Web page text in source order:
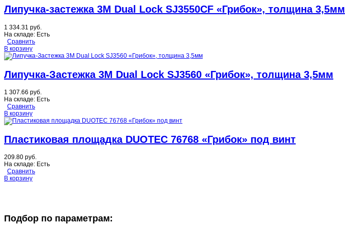
Липучка-застежка 3М Dual Lock SJ3550CF «Грибок», толщина 3,5мм
1 334.31 руб.
На складе: Есть
Сравнить
В корзину
Липучка-Застежка 3М Dual Lock SJ3560 «Грибок», толщина 3,5мм
1 307.66 руб.
На складе: Есть
Сравнить
В корзину
Пластиковая площадка DUOTEC 76768 «Грибок» под винт
209.80 руб.
На складе: Есть
Сравнить
В корзину
Подбор по параметрам: